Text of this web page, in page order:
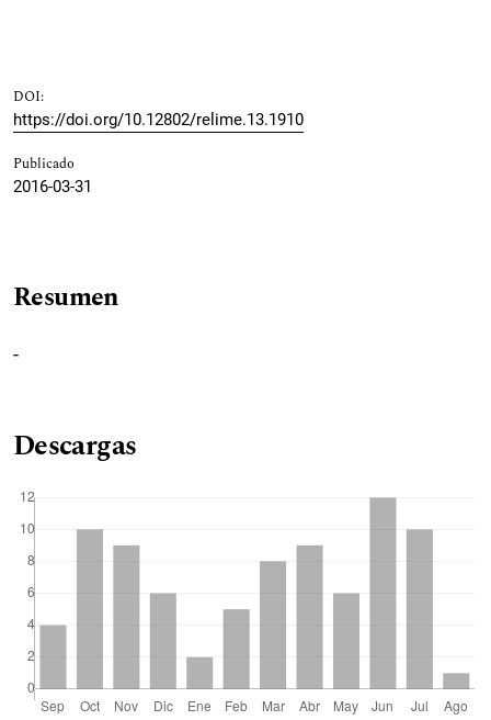
DOI:
https://doi.org/10.12802/relime.13.1910
Publicado
2016-03-31
Resumen
-
Descargas